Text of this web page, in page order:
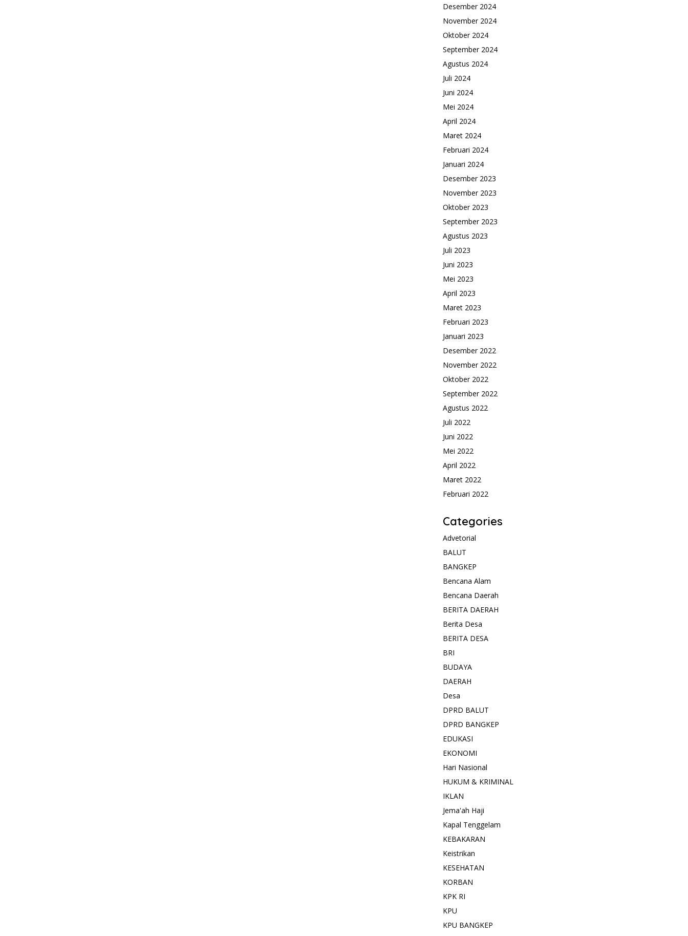
Desember 2024
November 2024
Oktober 2024
September 2024
Agustus 2024
Juli 2024
Juni 2024
Mei 2024
April 2024
Maret 2024
Februari 2024
Januari 2024
Desember 2023
November 2023
Oktober 2023
September 2023
Agustus 2023
Juli 2023
Juni 2023
Mei 2023
April 2023
Maret 2023
Februari 2023
Januari 2023
Desember 2022
November 2022
Oktober 2022
September 2022
Agustus 2022
Juli 2022
Juni 2022
Mei 2022
April 2022
Maret 2022
Februari 2022
Categories
Advetorial
BALUT
BANGKEP
Bencana Alam
Bencana Daerah
BERITA DAERAH
Berita Desa
BERITA DESA
BRI
BUDAYA
DAERAH
Desa
DPRD BALUT
DPRD BANGKEP
EDUKASI
EKONOMI
Hari Nasional
HUKUM & KRIMINAL
IKLAN
Jema'ah Haji
Kapal Tenggelam
KEBAKARAN
Keistrikan
KESEHATAN
KORBAN
KPK RI
KPU
KPU BANGKEP